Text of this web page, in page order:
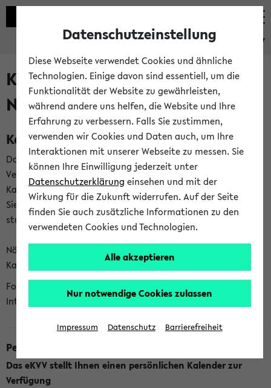
eKVV
Kalenderintegration und
Newsfeeds
Kalenderintegration
Das eKVV bietet Ihnen die Möglichkeit,
Veranstaltungstermine in eine Vielzahl von
Kalenderanwendungen einzubinden. Auf diese Weise können
Sie einen gemeinsamen Überblick über Ihre privaten und
studienbezogenen Termine erhalten.
Näheres zu Vorteilen und Funktionsweise der
Kalenderintegration können Sie auf unserer
Folgende Kalender bietet Ihnen das eKVV derzeit zur
Integration an:
Persönlicher Kalender
Das eKVV stellt Ihnen einen persönlichen Kalender zur
Verfügung
Datenschutzeinstellung
Diese Webseite verwendet Cookies und ähnliche
Technologien. Einige davon sind essentiell, um die
Funktionalität der Website zu gewährleisten,
während andere uns helfen, die Website und Ihre
Erfahrung zu verbessern. Falls Sie zustimmen,
verwenden wir Cookies und Daten auch, um Ihre
Interaktionen mit unserer Webseite zu messen. Sie
können Ihre Einwilligung jederzeit unter
Datenschutzerklärung einsehen und mit der
Wirkung für die Zukunft widerrufen. Auf der Seite
finden Sie auch zusätzliche Informationen zu den
verwendeten Cookies und Technologien.
Alle akzeptieren
Nur notwendige Cookies zulassen
Impressum Datenschutz Barrierefreiheit